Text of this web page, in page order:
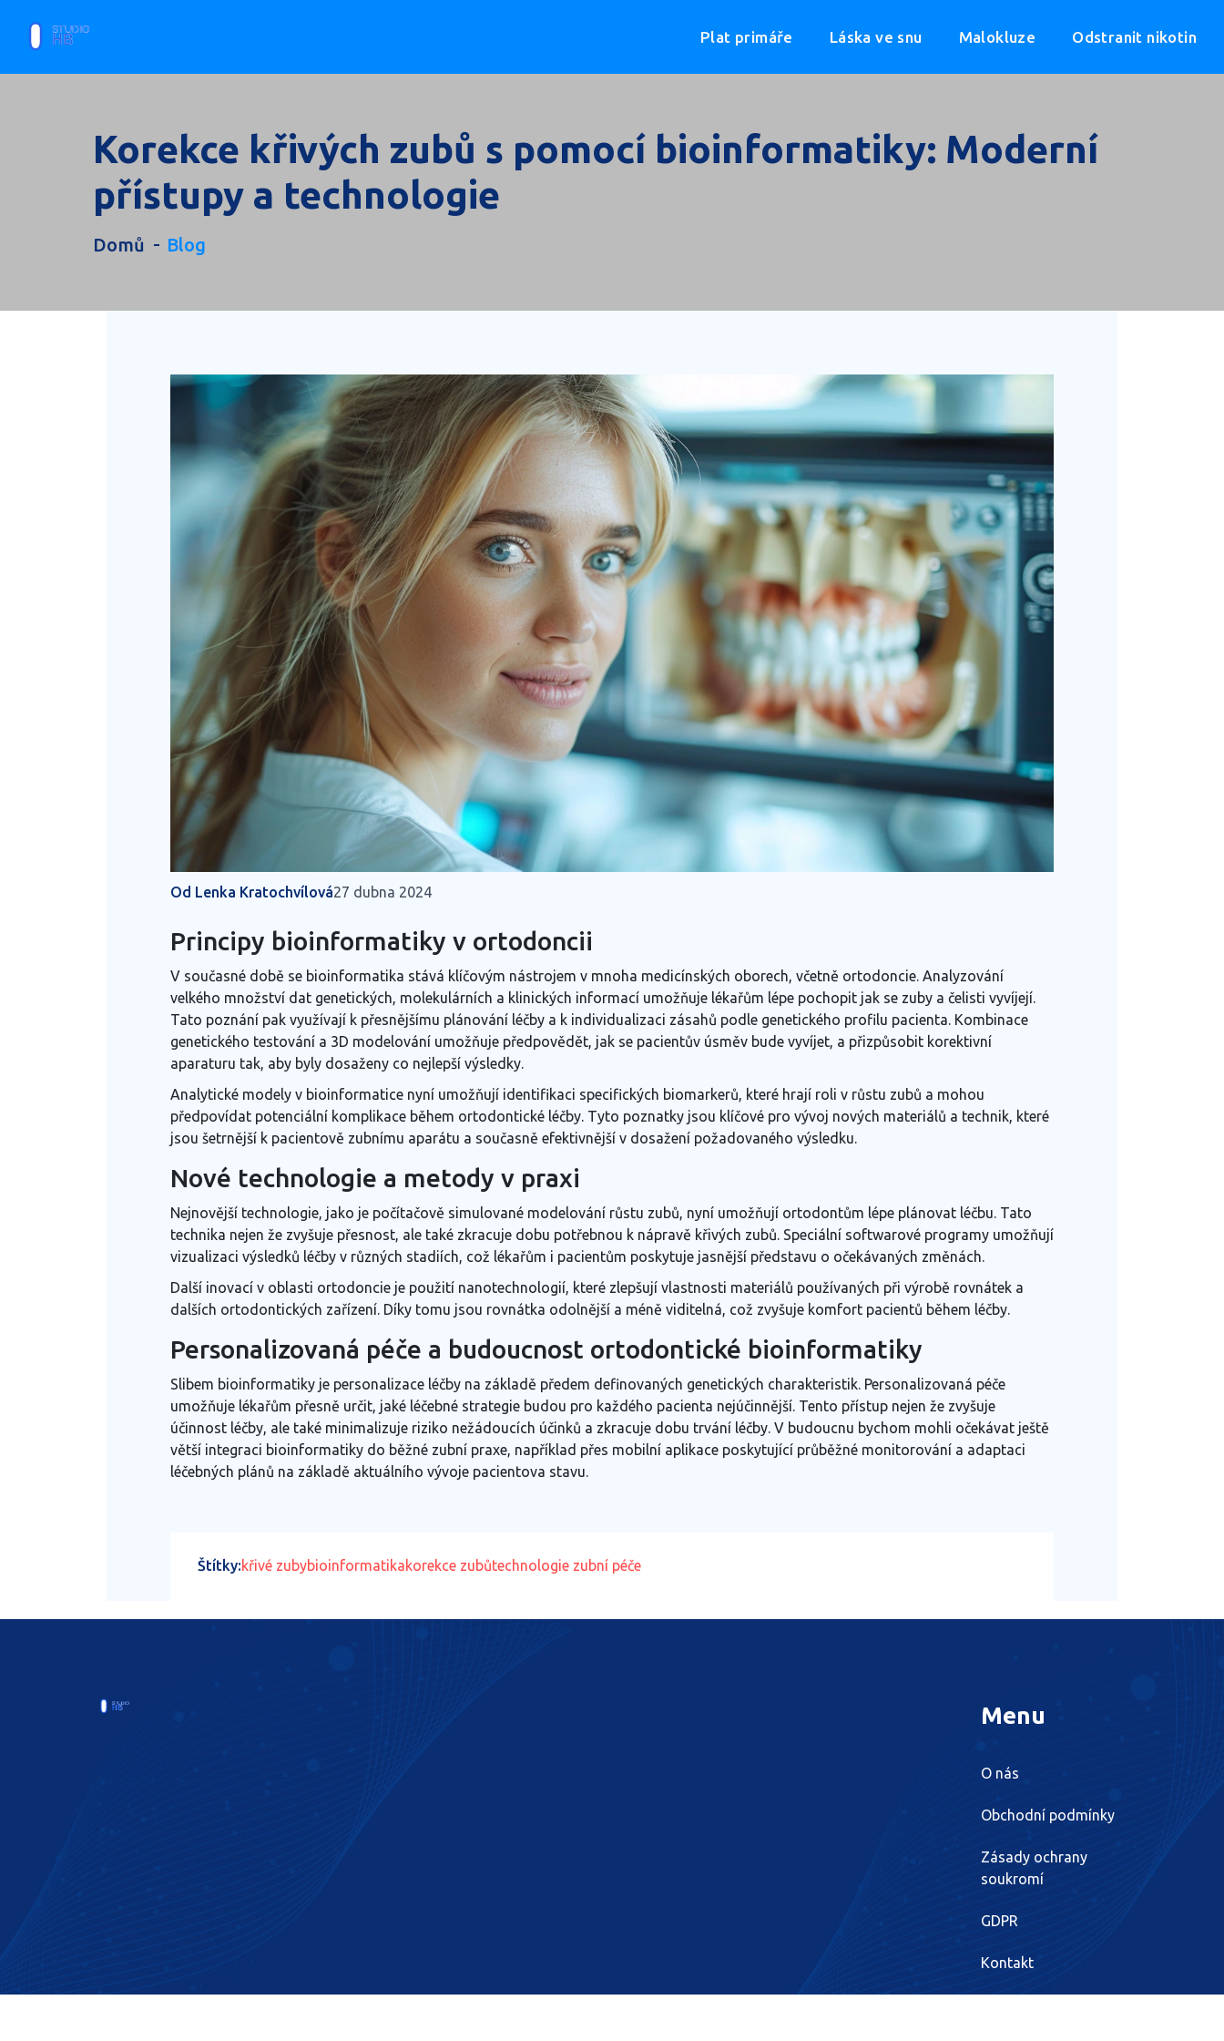
Plat primáře Láska ve snu Malokluze Odstranit nikotin
Korekce křivých zubů s pomocí bioinformatiky: Moderní
přístupy a technologie
Domů Blog
Od Lenka Kratochvílová27 dubna 2024
Principy bioinformatiky v ortodoncii
V současné době se bioinformatika stává klíčovým nástrojem v mnoha medicínských oborech, včetně ortodoncie. Analyzování
velkého množství dat genetických, molekulárních a klinických informací umožňuje lékařům lépe pochopit jak se zuby a čelisti vyvíjejí.
Tato poznání pak využívají k přesnějšímu plánování léčby a k individualizaci zásahů podle genetického profilu pacienta. Kombinace
genetického testování a 3D modelování umožňuje předpovědět, jak se pacientův úsměv bude vyvíjet, a přizpůsobit korektivní
aparaturu tak, aby byly dosaženy co nejlepší výsledky.
Analytické modely v bioinformatice nyní umožňují identifikaci specifických biomarkerů, které hrají roli v růstu zubů a mohou
předpovídat potenciální komplikace během ortodontické léčby. Tyto poznatky jsou klíčové pro vývoj nových materiálů a technik, které
jsou šetrnější k pacientově zubnímu aparátu a současně efektivnější v dosažení požadovaného výsledku.
Nové technologie a metody v praxi
Nejnovější technologie, jako je počítačově simulované modelování růstu zubů, nyní umožňují ortodontům lépe plánovat léčbu. Tato
technika nejen že zvyšuje přesnost, ale také zkracuje dobu potřebnou k nápravě křivých zubů. Speciální softwarové programy umožňují
vizualizaci výsledků léčby v různých stadiích, což lékařům i pacientům poskytuje jasnější představu o očekávaných změnách.
Další inovací v oblasti ortodoncie je použití nanotechnologií, které zlepšují vlastnosti materiálů používaných při výrobě rovnátek a
dalších ortodontických zařízení. Díky tomu jsou rovnátka odolnější a méně viditelná, což zvyšuje komfort pacientů během léčby.
Personalizovaná péče a budoucnost ortodontické bioinformatiky
Slibem bioinformatiky je personalizace léčby na základě předem definovaných genetických charakteristik. Personalizovaná péče
umožňuje lékařům přesně určit, jaké léčebné strategie budou pro každého pacienta nejúčinnější. Tento přístup nejen že zvyšuje
účinnost léčby, ale také minimalizuje riziko nežádoucích účinků a zkracuje dobu trvání léčby. V budoucnu bychom mohli očekávat ještě
větší integraci bioinformatiky do běžné zubní praxe, například přes mobilní aplikace poskytující průběžné monitorování a adaptaci
léčebných plánů na základě aktuálního vývoje pacientova stavu.
Štítky:křivé zubybioinformatikakorekce zubůtechnologie zubní péče
Menu
O nás
Obchodní podmínky
Zásady ochrany
soukromí
GDPR
Kontakt